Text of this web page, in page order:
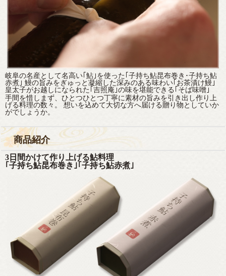
岐阜の名産として名高い｢鮎｣を使った｢子持ち鮎昆布巻き･子持ち鮎
赤煮｣ 鰻の旨みをぎゅっと凝縮した深みのある味わい｢お茶漬け鰻｣
皇太子がお越しになられた｢吉照庵｣の味を堪能できる｢そば味噌｣
手間を惜しまず、ひとつひとつ丁寧に素材の旨みを引き出し作り上
げる料理の数々。 想いを込めて大切な方へ届ける贈り物としていか
がでしょうか。
商品紹介
3日間かけて作り上げる鮎料理
｢子持ち鮎昆布巻き｣｢子持ち鮎赤煮｣